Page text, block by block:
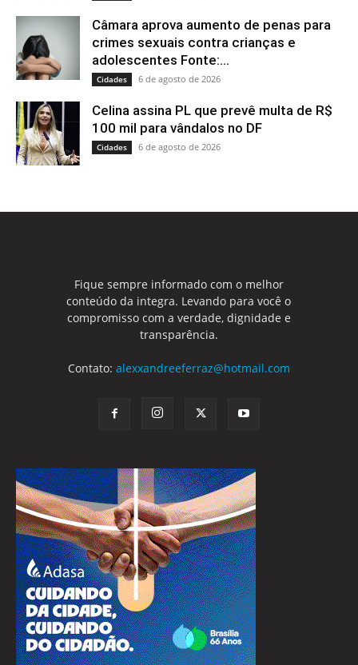
Câmara aprova aumento de penas para
crimes sexuais contra crianças e
adolescentes Fonte:...
Cidades 6 de agosto de 2026
Celina assina PL que prevê multa de R$
100 mil para vândalos no DF
Cidades 6 de agosto de 2026
Fique sempre informado com o melhor
conteúdo da integra. Levando para você o
compromisso com a verdade, dignidade e
transparência.
Contato: alexxandreeferraz@hotmail.com